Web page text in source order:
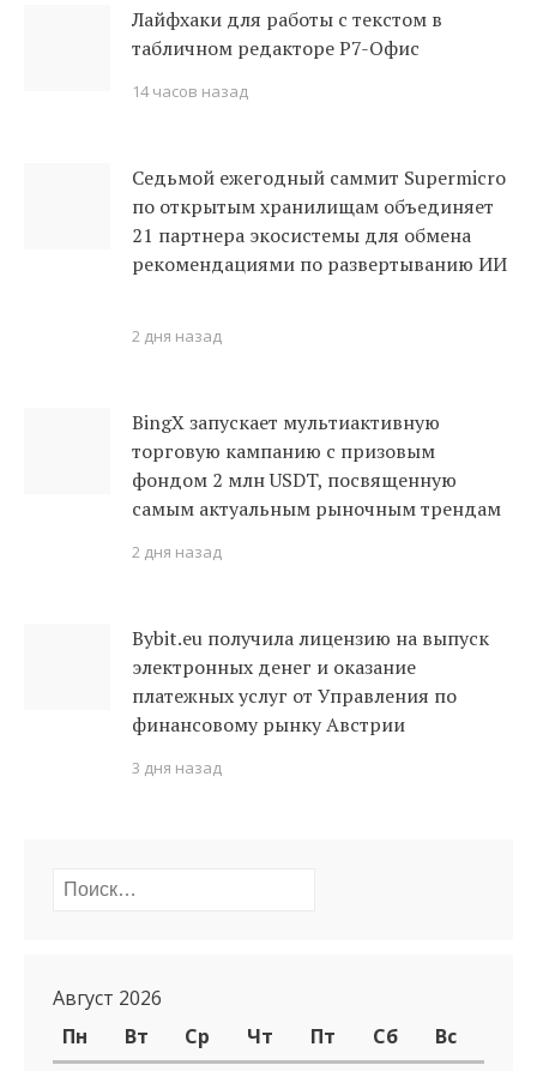
Лайфхаки для работы с текстом в
табличном редакторе Р7-Офис
14 часов назад
Седьмой ежегодный саммит Supermicro
по открытым хранилищам объединяет
21 партнера экосистемы для обмена
рекомендациями по развертыванию ИИ
2 дня назад
BingX запускает мультиактивную
торговую кампанию с призовым
фондом 2 млн USDT, посвященную
самым актуальным рыночным трендам
2 дня назад
Bybit.eu получила лицензию на выпуск
электронных денег и оказание
платежных услуг от Управления по
финансовому рынку Австрии
3 дня назад
Найти:
Август 2026
Пн
Вт Ср Чт Пт Сб Вс